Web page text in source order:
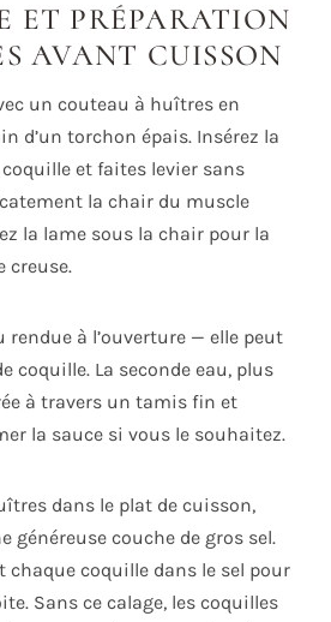
ET PRÉPARATION
AVANT CUISSON
un couteau à huîtres en
d’un torchon épais. Insérez la
coquille et faites levier sans
la chair du muscle
la lame sous la chair pour la
creuse.
rendue à l’ouverture — elle peut
coquille. La seconde eau, plus
à travers un tamis fin et
la sauce si vous le souhaitez.
dans le plat de cuisson,
généreuse couche de gros sel.
chaque coquille dans le sel pour
Sans ce calage, les coquilles